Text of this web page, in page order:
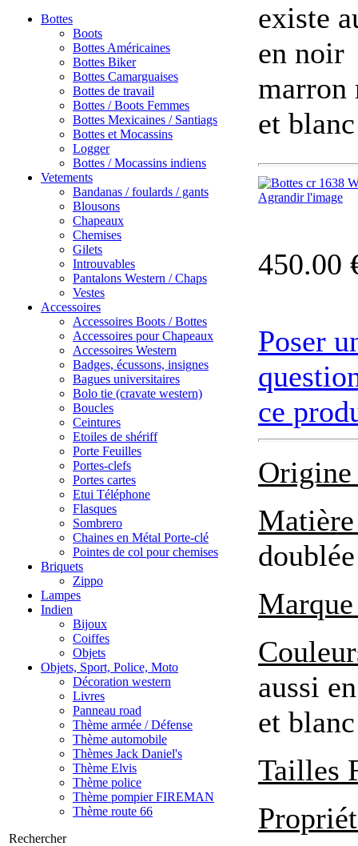
Bottes
Boots
Bottes Américaines
Bottes Biker
Bottes Camarguaises
Bottes de travail
Bottes / Boots Femmes
Bottes Mexicaines / Santiags
Bottes et Mocassins
Logger
Bottes / Mocassins indiens
Vetements
Bandanas / foulards / gants
Blousons
Chapeaux
Chemises
Gilets
Introuvables
Pantalons Western / Chaps
Vestes
Accessoires
Accessoires Boots / Bottes
Accessoires pour Chapeaux
Accessoires Western
Badges, écussons, insignes
Bagues universitaires
Bolo tie (cravate western)
Boucles
Ceintures
Etoiles de shériff
Porte Feuilles
Portes-clefs
Portes cartes
Etui Téléphone
Flasques
Sombrero
Chaines en Métal Porte-clé
Pointes de col pour chemises
Briquets
Zippo
Lampes
Indien
Bijoux
Coiffes
Objets
Objets, Sport, Police, Moto
Décoration western
Livres
Panneau road
Thème armée / Défense
Thème automobile
Thèmes Jack Daniel's
Thème Elvis
Thème police
Thème pompier FIREMAN
Thème route 66
Rechercher
existe
en noir
marron
et blanc
Agrandir l'image
450.00
Poser
ce
aussi
et blanc
Tailles